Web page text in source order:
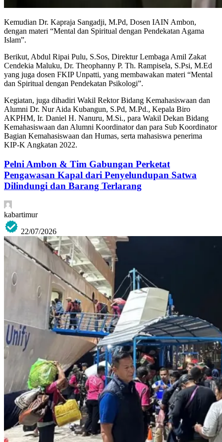
Kemudian Dr. Kapraja Sangadji, M.Pd, Dosen IAIN Ambon,
dengan materi “Mental dan Spiritual dengan Pendekatan Agama
Islam”.
Berikut, Abdul Ripai Pulu, S.Sos, Direktur Lembaga Amil Zakat
Cendekia Maluku, Dr. Theophanny P. Th. Rampisela, S.Psi, M.Ed
yang juga dosen FKIP Unpatti, yang membawakan materi “Mental
dan Spiritual dengan Pendekatan Psikologi”.
Kegiatan, juga dihadiri Wakil Rektor Bidang Kemahasiswaan dan
Alumni Dr. Nur Aida Kubangun, S.Pd, M.Pd., Kepala Biro
AKPHM, Ir. Daniel H. Nanuru, M.Si., para Wakil Dekan Bidang
Kemahasiswaan dan Alumni Koordinator dan para Sub Koordinator
Bagian Kemahasiswaan dan Humas, serta mahasiswa penerima
KIP-K Angkatan 2022.
Pelni Ambon & Tim Gabungan Perketat
Pengawasan Kapal dari Penyelundupan Satwa
Dilindungi dan Barang Terlarang
kabartimur
22/07/2026